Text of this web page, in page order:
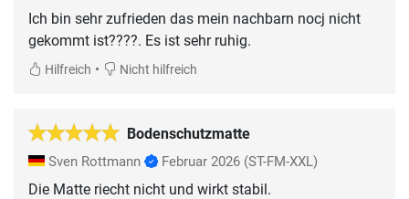
Ich bin sehr zufrieden das mein nachbarn nocj nicht
gekommt ist????. Es ist sehr ruhig.
Hilfreich • Nicht hilfreich
Bodenschutzmatte
Sven Rottmann Februar 2026 (ST-FM-XXL)
Die Matte riecht nicht und wirkt stabil.